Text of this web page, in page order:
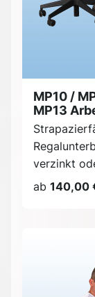
MP10 /
MP13
verzinkt
ab 140,00